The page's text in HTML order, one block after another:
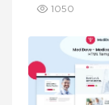
1050